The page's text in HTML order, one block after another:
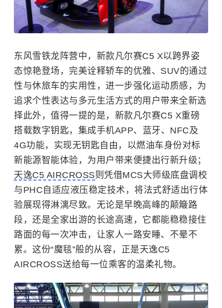
东风雪铁龙阵营中，新款凡尔赛C5 X以跨界姿
态惊艳登场，完美诠释轿车的优雅、SUV的通过
性与休旅车的实用性，进一步强化运动质感，为
追求个性表达与多元生活方式的用户带来全新选
择此外，值得一提的是，新款凡尔赛C5 X重磅
搭载数字钥匙，集成手机APP、蓝牙、NFC及
4G功能，实现无钥匙自由，以燃油车身份对标
新能源智能体验，为用户带来便捷出行新升级；
天逸C5 AIRCROSS则凭借MCS大师级底盘调校
与PHC自适应液压稳定技术，将法式舒适出行体
验展现得淋漓尽致。无论是早晚高峰的颠簸路
段，还是全家出游的长途高速，它都能稳稳接住
路面的每一次冲击，让家人一路安睡、不晕不
累。这份“魔毯”般的从容，正是天逸C5
AIRCROSS送给每一位乘客的温柔礼物。